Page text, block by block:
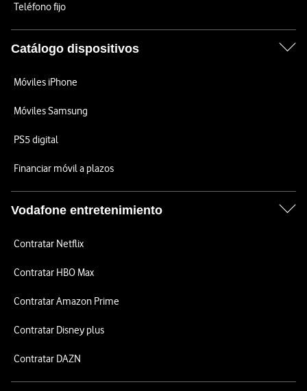
Teléfono fijo
Catálogo dispositivos
Móviles iPhone
Móviles Samsung
PS5 digital
Financiar móvil a plazos
Vodafone entretenimiento
Contratar Netflix
Contratar HBO Max
Contratar Amazon Prime
Contratar Disney plus
Contratar DAZN